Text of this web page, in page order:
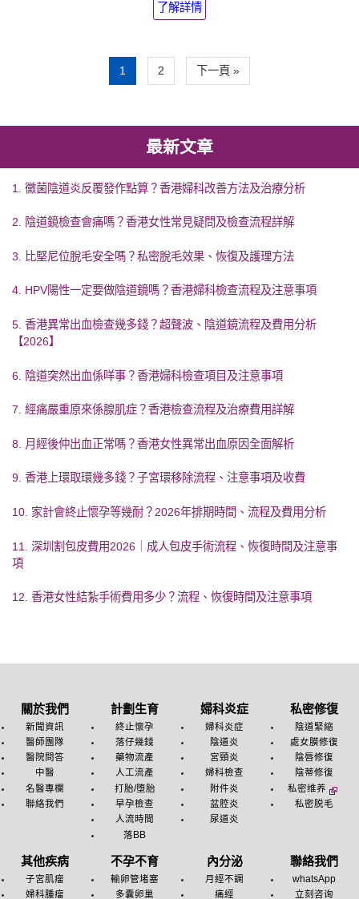
了解詳情
1 2 下一頁 »
最新文章
1. 黴菌陰道炎反覆發作點算？香港婦科改善方法及治療分析
2. 陰道鏡檢查會痛嗎？香港女性常見疑問及檢查流程詳解
3. 比堅尼位脫毛安全嗎？私密脫毛效果、恢復及護理方法
4. HPV陽性一定要做陰道鏡嗎？香港婦科檢查流程及注意事項
5. 香港異常出血檢查幾多錢？超聲波、陰道鏡流程及費用分析
【2026】
6. 陰道突然出血係咩事？香港婦科檢查項目及注意事項
7. 經痛嚴重原來係腺肌症？香港檢查流程及治療費用詳解
8. 月經後仲出血正常嗎？香港女性異常出血原因全面解析
9. 香港上環取環幾多錢？子宮環移除流程、注意事項及收費
10. 家計會終止懷孕等幾耐？2026年排期時間、流程及費用分析
11. 深圳割包皮費用2026｜成人包皮手術流程、恢復時間及注意事
項
12. 香港女性結紮手術費用多少？流程、恢復時間及注意事項
關於我們
新聞資訊
醫師團隊
醫院問答
中醫
名醫專欄
聯絡我們
計劃生育
終止懷孕
落仔幾錢
藥物流產
人工流產
打胎/堕胎
早孕檢查
人流時間
落BB
婦科炎症
婦科炎症
陰道炎
宮頸炎
婦科檢查
附件炎
盆腔炎
尿道炎
私密修復
陰道緊縮
處女膜修復
陰唇修復
陰蒂修復
私密维养
私密脱毛
其他疾病
子宮肌瘤
婦科腫瘤
不孕不育
輸卵管堵塞
多囊卵巢
內分泌
月經不調
痛經
聯絡我們
whatsApp
立刻咨询